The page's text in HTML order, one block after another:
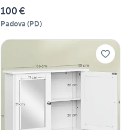
100 €
Padova (PD)